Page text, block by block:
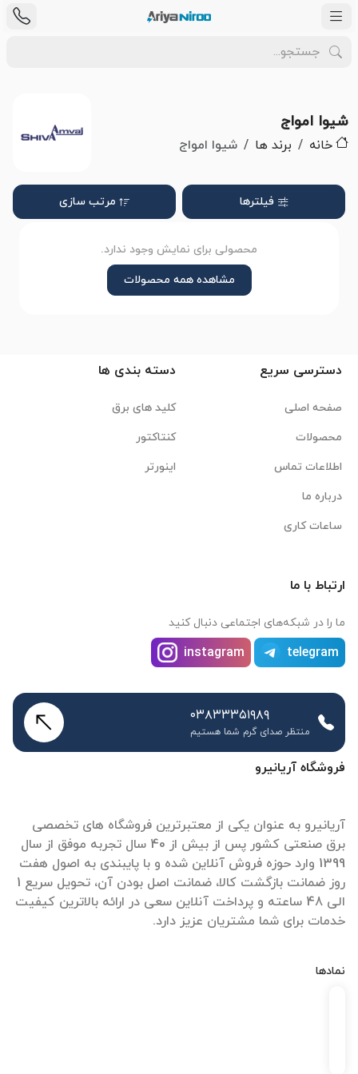
شیوا امواج
خانه برند ها شیوا امواج
فیلترها مرتب سازی
محصولی برای نمایش وجود ندارد.
مشاهده همه محصولات
فروشگاه آریانیرو
آریانیرو به عنوان یکی از معتبرترین فروشگاه های تخصصی
برق صنعتی کشور پس از بیش از 40 سال تجربه موفق از سال
1399 وارد حوزه فروش آنلاین شده و با پایبندی به اصول هفت
روز ضمانت بازگشت کالا، ضمانت اصل بودن آن، تحویل سریع 1
الی 48 ساعته و پرداخت آنلاین سعی در ارائه بالاترین کیفیت
خدمات برای شما مشتریان عزیز دارد.
نمادها
دسترسی سریع
صفحه اصلی
محصولات
اطلاعات تماس
درباره ما
ساعات کاری
دسته بندی ها
کلید های برق
کنتاکتور
اینورتر
ارتباط با ما
ما را در شبکه‌های اجتماعی دنبال کنید
telegram
instagram
۰۳۸۳۳۳۵۱۹۸۹
منتظر صدای گرم شما هستیم